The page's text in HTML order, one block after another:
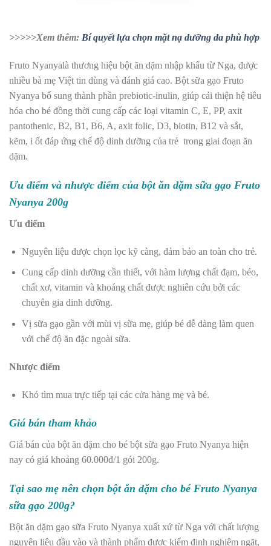
>>>>>Xem thêm: Bí quyết lựa chọn mặt nạ dưỡng da phù hợp
Fruto Nyanyalà thương hiệu bột ăn dặm nhập khẩu từ Nga, được
nhiều bà mẹ Việt tin dùng và đánh giá cao. Bột sữa gạo Fruto
Nyanya bổ sung thành phần prebiotic-inulin, giúp cải thiện hệ tiêu
hóa cho bé đồng thời cung cấp các loại vitamin C, E, PP, axit
pantothenic, B2, B1, B6, A, axit folic, D3, biotin, B12 và sắt,
kẽm, i ốt đáp ứng chế độ dinh dưỡng của trẻ trong giai đoạn ăn
dặm.
Ưu điểm và nhược điểm của bột ăn dặm sữa gạo Fruto
Nyanya 200g
Ưu điểm
Nguyên liệu được chọn lọc kỹ càng, đảm bảo an toàn cho trẻ.
Cung cấp dinh dưỡng cần thiết, với hàm lượng chất đạm, béo,
chất xơ, vitamin và khoáng chất được nghiên cứu bởi các
chuyên gia dinh dưỡng.
Vị sữa gạo gần với mùi vị sữa mẹ, giúp bé dễ dàng làm quen
với chế độ ăn đặc ngoài sữa.
Nhược điểm
Khó tìm mua trực tiếp tại các cửa hàng mẹ và bé.
Giá bán tham khảo
Giá bán của bột ăn dặm cho bé bột sữa gạo Fruto Nyanya hiện
nay có giá khoảng 60.000đ/1 gói 200g.
Tại sao mẹ nên chọn bột ăn dặm cho bé Fruto Nyanya
sữa gạo 200g?
Bột ăn dặm gạo sữa Fruto Nyanya xuất xứ từ Nga với chất lượng
nguyên liệu đầu vào và thành phẩm được kiểm định nghiêm ngặt,